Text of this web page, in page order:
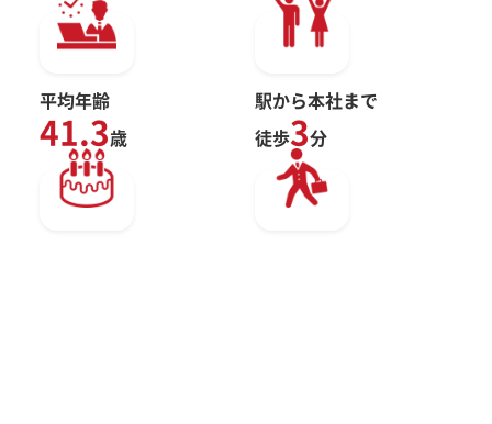
平均年齢
41.3歳
駅から本社まで
徒歩3分